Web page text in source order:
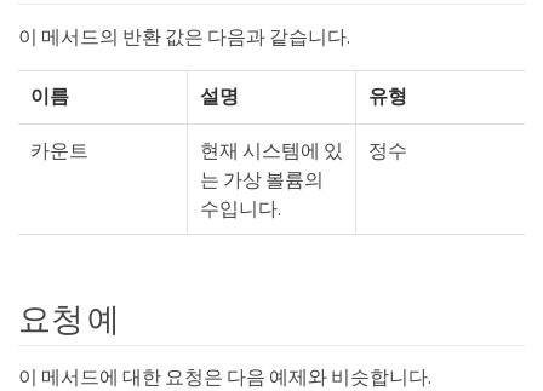
이 메서드의 반환 값은 다음과 같습니다.
이름 설명 유형
카운트
현재 시스템에 있
는 가상 볼륨의
수입니다.
정수
요청 예
이 메서드에 대한 요청은 다음 예제와 비슷합니다.